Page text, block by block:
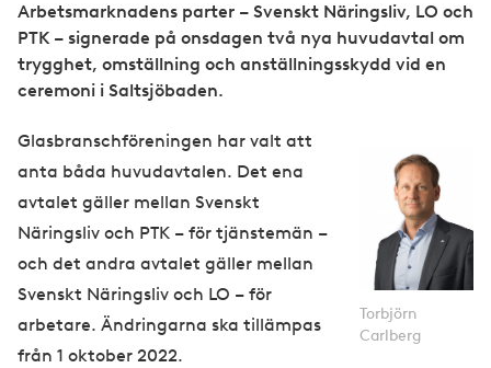
Arbetsmarknadens parter – Svenskt Näringsliv, LO och
PTK – signerade på onsdagen två nya huvudavtal om
trygghet, omställning och anställningsskydd vid en
ceremoni i Saltsjöbaden.
Torbjörn
Carlberg
Glasbranschföreningen har valt att
anta båda huvudavtalen. Det ena
avtalet gäller mellan Svenskt
Näringsliv och PTK – för tjänstemän –
och det andra avtalet gäller mellan
Svenskt Näringsliv och LO – för
arbetare. Ändringarna ska tillämpas
från 1 oktober 2022.